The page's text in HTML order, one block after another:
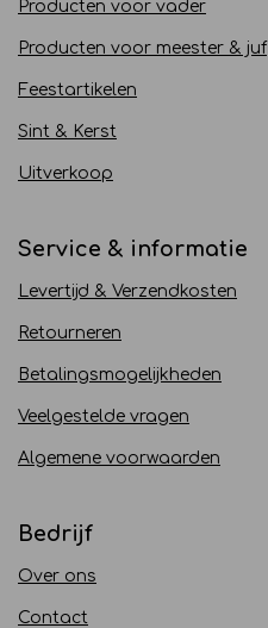
Producten voor vader
Producten voor meester & juf
Feestartikelen
Sint & Kerst
Uitverkoop
Service & informatie
Levertijd & Verzendkosten
Retourneren
Betalingsmogelijkheden
Veelgestelde vragen
Algemene voorwaarden
Bedrijf
Over ons
Contact